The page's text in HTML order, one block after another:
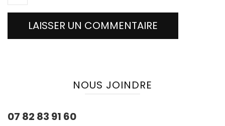
NOUS JOINDRE
07 82 83 91 60